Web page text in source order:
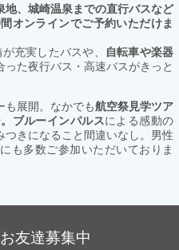
地、城崎温泉までの直行バスなど
オンラインでご予約いただけま
充実したバスや、
自転車や楽器
った夜行バス・高速バスがきっと
も展開。なかでも航空祭見学ツア
ブルーインパルスによる感動の
きになること間違いなし。男性
も多数ご参加いただいておりま
友達募集中